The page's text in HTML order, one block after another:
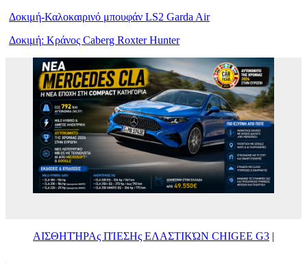
Δοκιμή-Καλοκαιρινό μπουφάν LS2 Garda Air
Δοκιμή: Κράνος Caberg Roxter Hunter
ΑΙΣΘΗΤΉΡΑς ΠΊΕΣΗς ΕΛΑΣΤΙΚΏΝ CHIGEE G3 |